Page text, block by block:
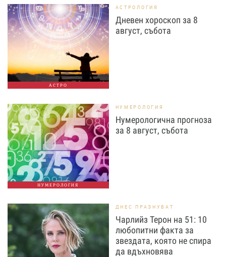
АСТРО
АСТРОЛОГИЯ
Дневен хороскоп за 8
август, събота
НУМЕРОЛОГИЯ
НУМЕРОЛОГИЯ
Нумерологична прогноза
за 8 август, събота
ДНЕС ПРАЗНУВАТ
Чарлийз Терон на 51: 10
любопитни факта за
звездата, която не спира
да вдъхновява